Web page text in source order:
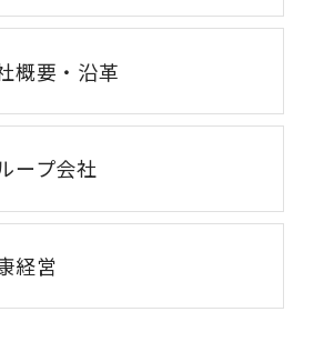
概要・沿革
ープ会社
経営